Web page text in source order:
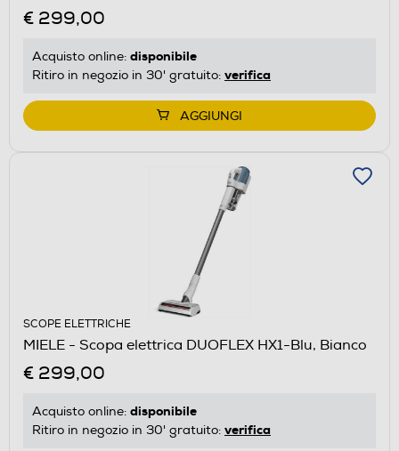
€ 299,00
Acquisto online: disponibile
Ritiro in negozio in 30' gratuito: verifica
AGGIUNGI
SCOPE ELETTRICHE
MIELE - Scopa elettrica DUOFLEX HX1-Blu, Bianco
€ 299,00
Acquisto online: disponibile
Ritiro in negozio in 30' gratuito: verifica